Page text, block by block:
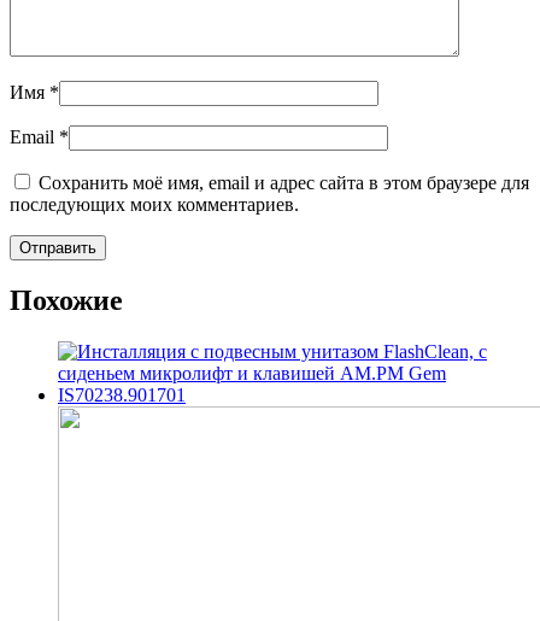
Имя *
Email *
Сохранить моё имя, email и адрес сайта в этом браузере для
последующих моих комментариев.
Похожие